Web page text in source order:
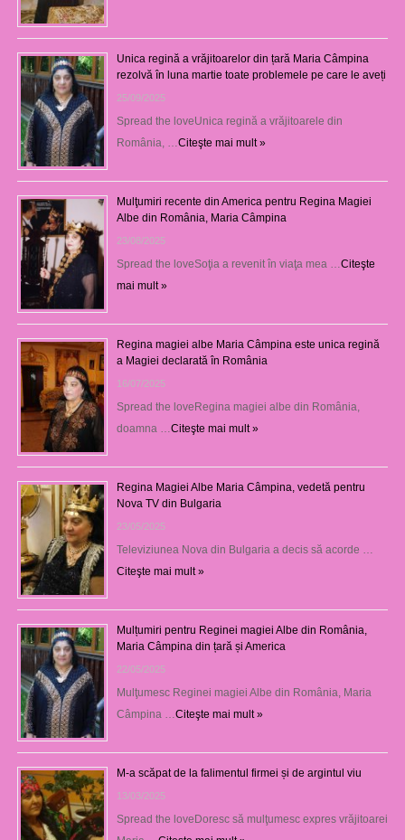
Unica regină a vrăjitoarelor din țară Maria Câmpina
rezolvă în luna martie toate problemele pe care le aveți
25/09/2025
Spread the loveUnica regină a vrăjitoarele din
România, …Citeşte mai mult »
Mulţumiri recente din America pentru Regina Magiei
Albe din România, Maria Câmpina
23/08/2025
Spread the loveSoţia a revenit în viaţa mea …Citeşte
mai mult »
Regina magiei albe Maria Câmpina este unica regină
a Magiei declarată în România
16/07/2025
Spread the loveRegina magiei albe din România,
doamna …Citeşte mai mult »
Regina Magiei Albe Maria Câmpina, vedetă pentru
Nova TV din Bulgaria
23/05/2025
Televiziunea Nova din Bulgaria a decis să acorde …
Citeşte mai mult »
Mulțumiri pentru Reginei magiei Albe din România,
Maria Câmpina din țară și America
22/05/2025
Mulţumesc Reginei magiei Albe din România, Maria
Câmpina …Citeşte mai mult »
M-a scăpat de la falimentul firmei și de argintul viu
13/03/2025
Spread the loveDoresc să mulţumesc expres vrăjitoarei